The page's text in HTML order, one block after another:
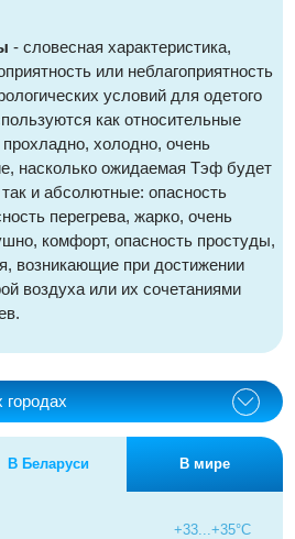
- словесная характеристика,
или неблагоприятность
условий для одетого
как относительные
прохладно, холодно, очень
насколько ожидаемая Тэф будет
и абсолютные: опасность
перегрева, жарко, очень
комфорт, опасность простуды,
возникающие при достижении
воздуха или их сочетаниями
городах
В Беларуси В мире
+33...+35°C